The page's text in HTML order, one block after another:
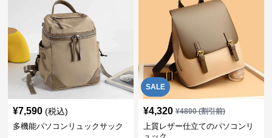
¥7,590 (税込)
多機能パソコンリュックサック
SALE
¥4,320 ¥4800(割引前)
上質レザー仕立てのパソコンリ